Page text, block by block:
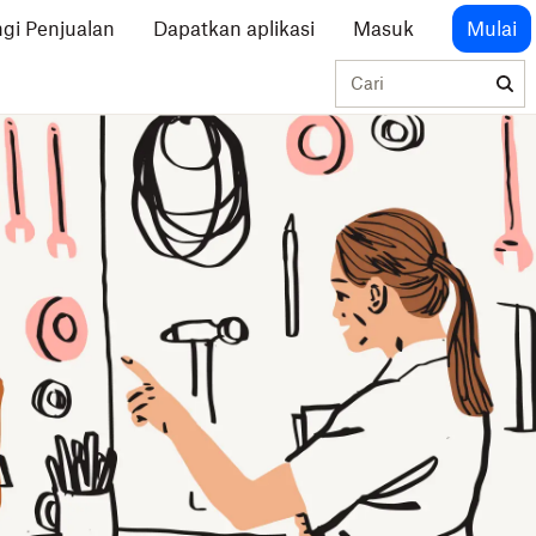
Penjualan Dapatkan aplikasi Masuk Mulai
Cari